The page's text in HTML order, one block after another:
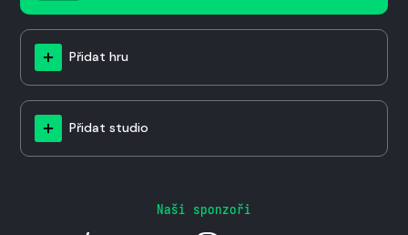
Přidat hru
Přidat studio
Naši sponzoři